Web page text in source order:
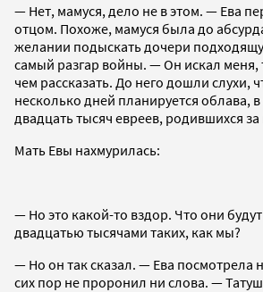
— Нет, мамуся, дело не в этом. — Ева
отцом. Похоже, мамуся была до
желании подыскать дочери
самый разгар войны. — Он искал меня,
чем рассказать. До него дошли слухи,
несколько дней планируется облава,
двадцать тысяч евреев, родившихся
Мать Евы нахмурилась:
— Но это какой-то вздор. Что они
двадцатью тысячами таких, как мы?
— Но он так сказал. — Ева посмотрела
сих пор не проронил ни слова. —